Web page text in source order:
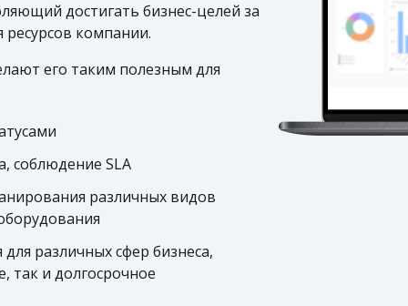
достигать бизнес-целей за
ресурсов компании.
его таким полезным для
соблюдение SLA
различных видов
различных сфер бизнеса,
так и долгосрочное